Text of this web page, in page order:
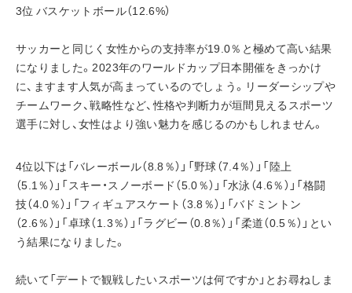
3位 バスケットボール（12.6%）
サッカーと同じく女性からの支持率が19.0％と極めて高い結果
になりました。2023年のワールドカップ日本開催をきっかけ
に、ますます人気が高まっているのでしょう。リーダーシップや
チームワーク、戦略性など、性格や判断力が垣間見えるスポーツ
選手に対し、女性はより強い魅力を感じるのかもしれません。
4位以下は「バレーボール（8.8％）」「野球（7.4％）」「陸上
（5.1％）」「スキー・スノーボード（5.0％）」「水泳（4.6％）」「格闘
技（4.0％）」「フィギュアスケート（3.8％）」「バドミントン
（2.6％）」「卓球（1.3％）」「ラグビー（0.8％）」「柔道（0.5％）」とい
う結果になりました。
続いて「デートで観戦したいスポーツは何ですか」とお尋ねしま